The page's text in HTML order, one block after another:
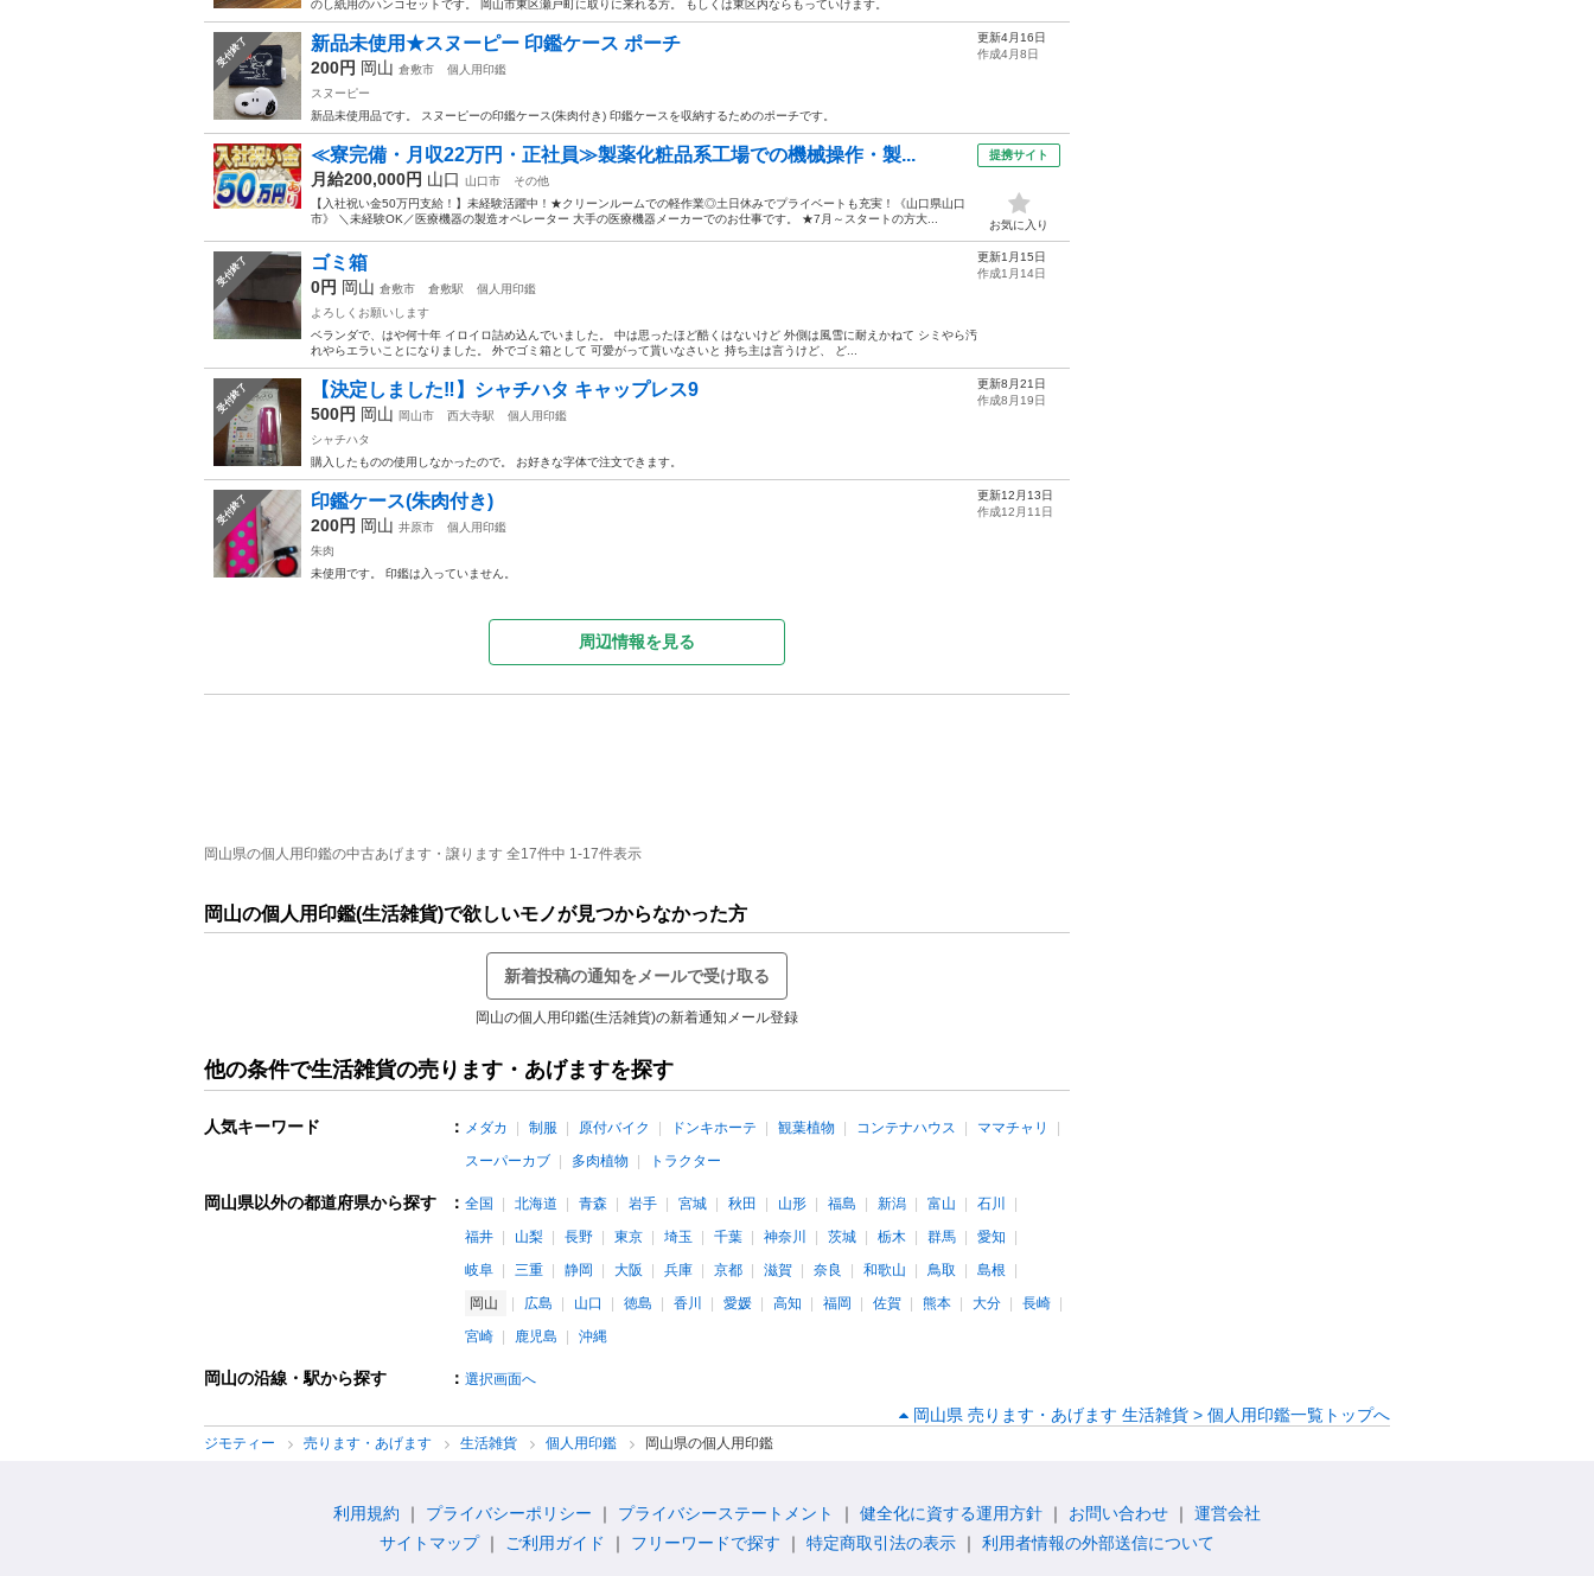
のし紙用のハンコセットです。 岡山市東区瀬戸町に取りに来れる方。 もしくは東区内ならもっていけます。
受付終了 新品未使用★スヌーピー 印鑑ケース ポーチ
200円 岡山 倉敷市
個人用印鑑
スヌーピー
新品未使用品です。 スヌーピーの印鑑ケース(朱肉付き) 印鑑ケースを収納するためのポーチです。
更新4月16日
作成4月8日
≪寮完備・月収22万円・正社員≫製薬化粧品系工場での機械操作・製...
月給200,000円 山口 山口市
その他
【入社祝い金50万円支給！】未経験活躍中！★クリーンルームでの軽作業◎土日休みでプライベートも充実！《山口県山口
市》 ＼未経験OK／医療機器の製造オペレーター 大手の医療機器メーカーでのお仕事です。 ★7月～スタートの方大...
提携サイト
お気に入り
受付終了 ゴミ箱
0円 岡山 倉敷市 倉敷駅
個人用印鑑
よろしくお願いします
ベランダで、はや何十年 イロイロ詰め込んでいました。 中は思ったほど酷くはないけど 外側は風雪に耐えかねて シミやら汚
れやらエラいことになりました。 外でゴミ箱として 可愛がって貰いなさいと 持ち主は言うけど、 ど...
更新1月15日
作成1月14日
受付終了 【決定しました‼︎】シャチハタ キャップレス9
500円 岡山 岡山市 西大寺駅
個人用印鑑
シャチハタ
購入したものの使用しなかったので。 お好きな字体で注文できます。
更新8月21日
作成8月19日
受付終了 印鑑ケース(朱肉付き)
200円 岡山 井原市
個人用印鑑
朱肉
未使用です。 印鑑は入っていません。
更新12月13日
作成12月11日
周辺情報を見る
岡山県の個人用印鑑の中古あげます・譲ります 全17件中 1-17件表示
岡山の個人用印鑑(生活雑貨)で欲しいモノが見つからなかった方
新着投稿の通知をメールで受け取る
岡山の個人用印鑑(生活雑貨)の新着通知メール登録
他の条件で生活雑貨の売ります・あげますを探す
人気キーワード ： メダカ 制服 原付バイク ドンキホーテ 観葉植物 コンテナハウス
ママチャリ
スーパーカブ
多肉植物 トラクター
岡山県以外の都道府県から探す ： 全国 北海道 青森 岩手 宮城 秋田 山形 福島 新潟 富山
石川
福井
山梨 長野 東京 埼玉 千葉 神奈川 茨城 栃木 群馬
愛知
岐阜
三重 静岡 大阪 兵庫 京都 滋賀 奈良 和歌山 鳥取
島根
岡山
広島 山口 徳島 香川 愛媛 高知 福岡 佐賀 熊本 大分
長崎
宮崎
鹿児島 沖縄
岡山の沿線・駅から探す ： 選択画面へ
岡山県 売ります・あげます 生活雑貨 > 個人用印鑑一覧トップへ
ジモティー 売ります・あげます 生活雑貨 個人用印鑑 岡山県の個人用印鑑
利用規約 プライバシーポリシー プライバシーステートメント 健全化に資する運用方針 お問い合わせ
運営会社
サイトマップ
ご利用ガイド フリーワードで探す 特定商取引法の表示 利用者情報の外部送信について